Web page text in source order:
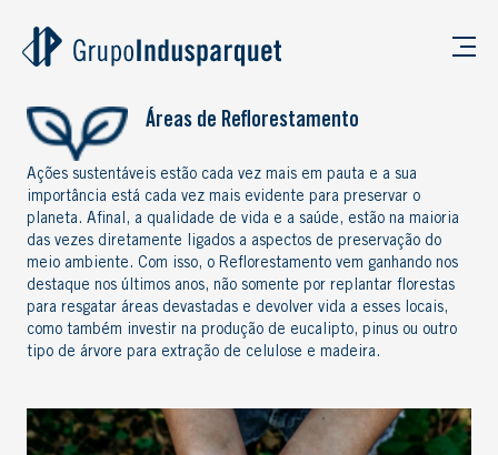
Áreas de Reflorestamento
Ações sustentáveis estão cada vez mais em pauta e a sua
importância está cada vez mais evidente para preservar o
planeta. Afinal, a qualidade de vida e a saúde, estão na maioria
das vezes diretamente ligados a aspectos de preservação do
meio ambiente. Com isso, o Reflorestamento vem ganhando nos
destaque nos últimos anos, não somente por replantar florestas
para resgatar áreas devastadas e devolver vida a esses locais,
como também investir na produção de eucalipto, pinus ou outro
tipo de árvore para extração de celulose e madeira.